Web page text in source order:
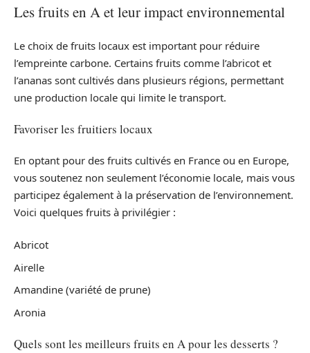
Les fruits en A et leur impact environnemental
Le choix de fruits locaux est important pour réduire
l’empreinte carbone. Certains fruits comme l’abricot et
l’ananas sont cultivés dans plusieurs régions, permettant
une production locale qui limite le transport.
Favoriser les fruitiers locaux
En optant pour des fruits cultivés en France ou en Europe,
vous soutenez non seulement l’économie locale, mais vous
participez également à la préservation de l’environnement.
Voici quelques fruits à privilégier :
Abricot
Airelle
Amandine (variété de prune)
Aronia
Quels sont les meilleurs fruits en A pour les desserts ?